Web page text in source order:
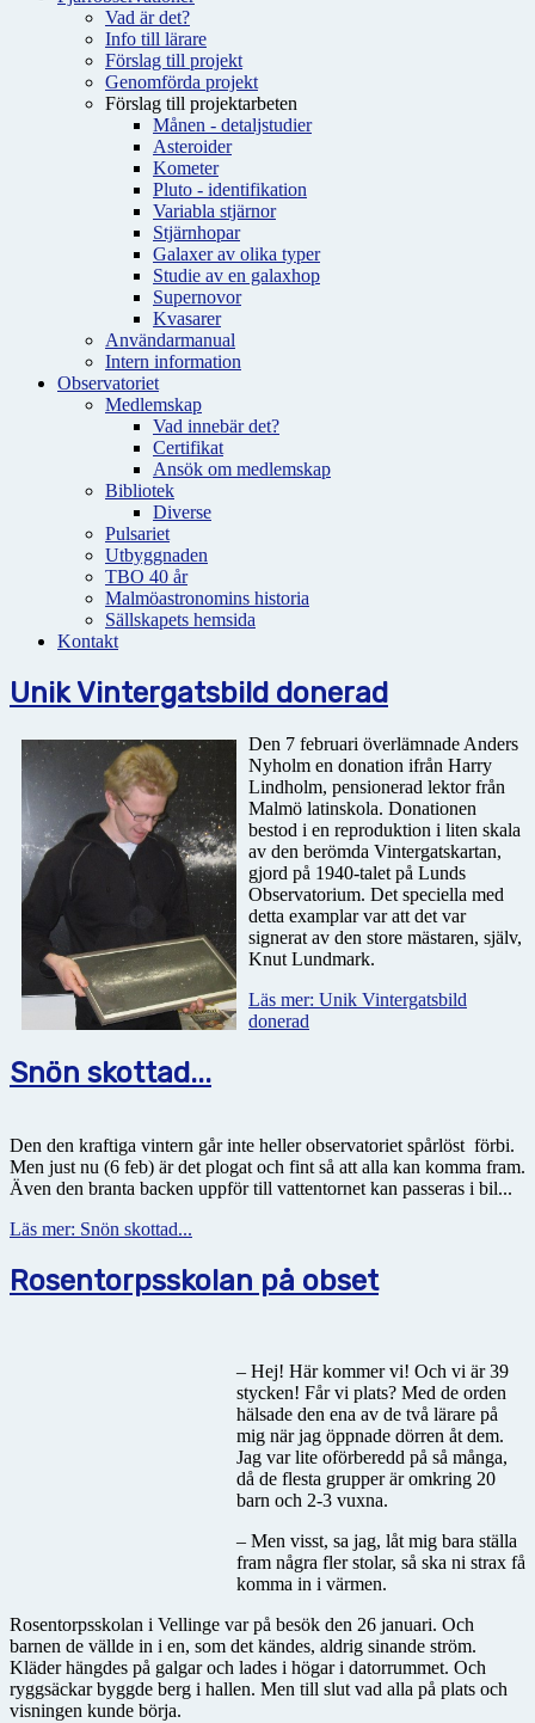
Vad är det?
Info till lärare
Förslag till projekt
Genomförda projekt
Förslag till projektarbeten
Månen - detaljstudier
Asteroider
Kometer
Pluto - identifikation
Variabla stjärnor
Stjärnhopar
Galaxer av olika typer
Studie av en galaxhop
Supernovor
Kvasarer
Användarmanual
Intern information
Observatoriet
Medlemskap
Vad innebär det?
Certifikat
Ansök om medlemskap
Bibliotek
Diverse
Pulsariet
Utbyggnaden
TBO 40 år
Malmöastronomins historia
Sällskapets hemsida
Kontakt
Unik Vintergatsbild donerad
Den 7 februari överlämnade Anders
Nyholm en donation ifrån Harry
Lindholm, pensionerad lektor från
Malmö latinskola. Donationen
bestod i en reproduktion i liten skala
av den berömda Vintergatskartan,
gjord på 1940-talet på Lunds
Observatorium. Det speciella med
detta examplar var att det var
signerat av den store mästaren, själv,
Knut Lundmark.
Läs mer: Unik Vintergatsbild
donerad
Snön skottad...
Den den kraftiga vintern går inte heller observatoriet spårlöst förbi.
Men just nu (6 feb) är det plogat och fint så att alla kan komma fram.
Även den branta backen uppför till vattentornet kan passeras i bil...
Läs mer: Snön skottad...
Rosentorpsskolan på obset
– Hej! Här kommer vi! Och vi är 39
stycken! Får vi plats? Med de orden
hälsade den ena av de två lärare på
mig när jag öppnade dörren åt dem.
Jag var lite oförberedd på så många,
då de flesta grupper är omkring 20
barn och 2-3 vuxna.
– Men visst, sa jag, låt mig bara ställa
fram några fler stolar, så ska ni strax få
komma in i värmen.
Rosentorpsskolan i Vellinge var på besök den 26 januari. Och
barnen de vällde in i en, som det kändes, aldrig sinande ström.
Kläder hängdes på galgar och lades i högar i datorrummet. Och
ryggsäckar byggde berg i hallen. Men till slut vad alla på plats och
visningen kunde börja.